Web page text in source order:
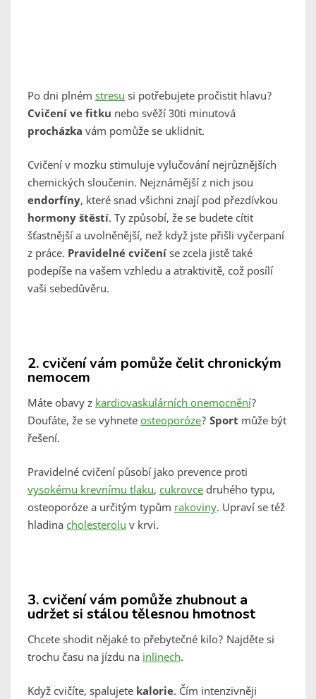
Po dni plném stresu si potřebujete pročistit hlavu?
Cvičení ve fitku nebo svěží 30ti minutová
procházka vám pomůže se uklidnit.
Cvičení v mozku stimuluje vylučování nejrůznějších
chemických sloučenin. Nejznámější z nich jsou
endorfíny, které snad všichni znají pod přezdívkou
hormony štěstí. Ty způsobí, že se budete cítit
šťastnější a uvolněnější, než když jste přišli vyčerpaní
z práce. Pravidelné cvičení se zcela jistě také
podepíše na vašem vzhledu a atraktivitě, což posílí
vaši sebedůvěru.
2. cvičení vám pomůže čelit chronickým
nemocem
Máte obavy z kardiovaskulárních onemocnění?
Doufáte, že se vyhnete osteoporóze? Sport může být
řešení.
Pravidelné cvičení působí jako prevence proti
vysokému krevnímu tlaku, cukrovce druhého typu,
osteoporóze a určitým typům rakoviny. Upraví se též
hladina cholesterolu v krvi.
3. cvičení vám pomůže zhubnout a
udržet si stálou tělesnou hmotnost
Chcete shodit nějaké to přebytečné kilo? Najděte si
trochu času na jízdu na inlinech.
Když cvičíte, spalujete kalorie. Čím intenzivněji